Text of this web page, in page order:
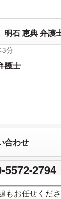
明石 恵典 弁護
3分
護士
合わせ
5572-2794
もお任せくだ